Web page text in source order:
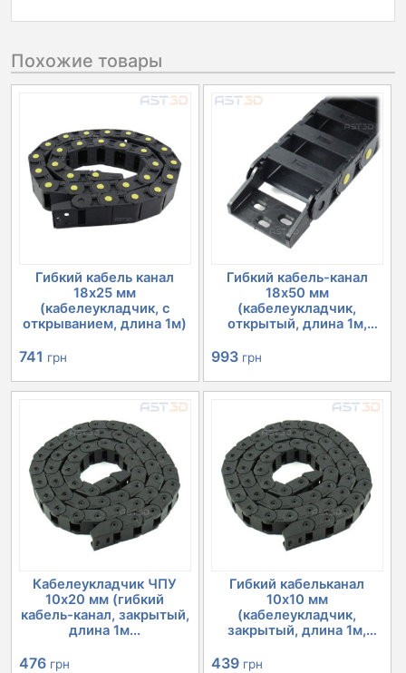
Похожие товары
Гибкий кабель канал
18х25 мм
(кабелеукладчик, с
открыванием, длина 1м)
741 грн
Гибкий кабель-канал
18х50 мм
(кабелеукладчик,
открытый, длина 1м,
993 грн
Кабелеукладчик ЧПУ
10х20 мм (гибкий
кабель-канал, закрытый,
длина 1м...
476 грн
Гибкий кабельканал
10х10 мм
(кабелеукладчик,
закрытый, длина 1м,
439 грн